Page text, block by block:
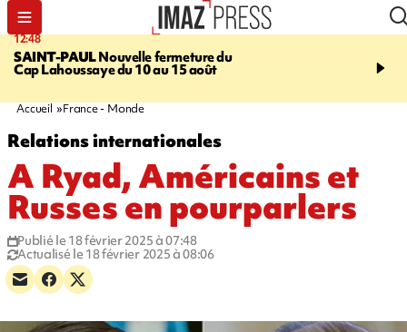
12:48
SAINT-PAULNouvelle fermeture du
Cap Lahoussaye du 10 au 15 août
14:23
massif de migrants, la
Accueil France - Monde
Relations internationales
A Ryad, Américains et
Russes en pourparlers
Publié le 18 février 2025 à 07:48
Actualisé le 18 février 2025 à 08:06